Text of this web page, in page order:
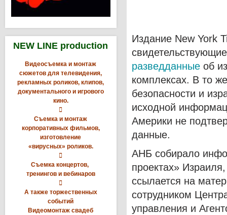
NEW LINE production
Видеосъемка и монтаж
сюжетов для телевидения,
рекламных роликов, клипов,
документального и игрового
кино.

Съемка и монтаж
корпоративных фильмов,
изготовление
«вирусных» роликов.

Съемка концертов,
тренингов и вебинаров

А также торжественных
событий
Видеомонтаж свадеб
Издание New York
разведданные об
комплексах. В то
безопасности и
исходной
Америки не
данные.
АНБ собирало
проектах»
ссылается на
сотрудником
управления и